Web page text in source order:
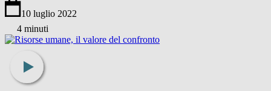
10 luglio 2022
4 minuti